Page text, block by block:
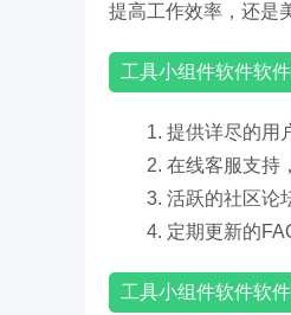
提高工作效率，还是
工具小组件软件软
1. 提供详尽的用
2. 在线客服支持
3. 活跃的社区论
4. 定期更新的
工具小组件软件软